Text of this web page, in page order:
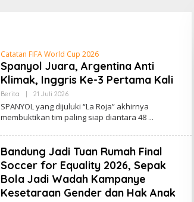
Catatan FIFA World Cup 2026
Spanyol Juara, Argentina Anti
Klimak, Inggris Ke-3 Pertama Kali
Berita 21 Juli 2026O
L
E
H
A
A
H
M
D
SPANYOL yang dijuluki “La Roja” akhirnya
membuktikan tim paling siap diantara 48
Bandung Jadi Tuan Rumah Final
Soccer for Equality 2026, Sepak
Bola Jadi Wadah Kampanye
Kesetaraan Gender dan Hak Anak